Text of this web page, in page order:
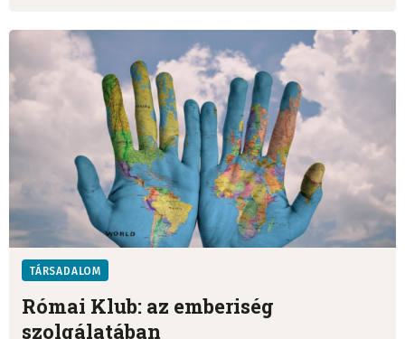
TÁRSADALOM
Római Klub: az emberiség
szolgálatában